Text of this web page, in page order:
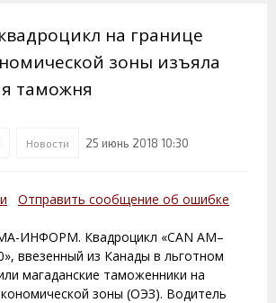
на границе
зоны изъяла
таможня
Новости 25 июнь 2018 10:30
Отправить сообщение об ошибке
ИНФОРМ. Квадроцикл «CAN AM–
ввезенный из Канады в льготном
магаданские таможенники на
зоны (ОЭЗ). Водитель